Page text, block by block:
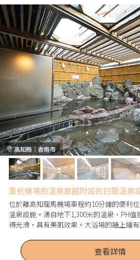
高知縣｜香南市
靠近機場的溫泉旅館附設的日間溫泉
位於離高知龍馬機場車程約10分鐘的便利
溫泉設施。湧自地下1,300米的溫泉，PH值
得光滑，具有美肌效果。大浴場的牆上繪
悠閒地放鬆。
查看詳情